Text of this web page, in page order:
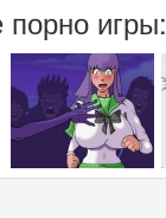
игры: